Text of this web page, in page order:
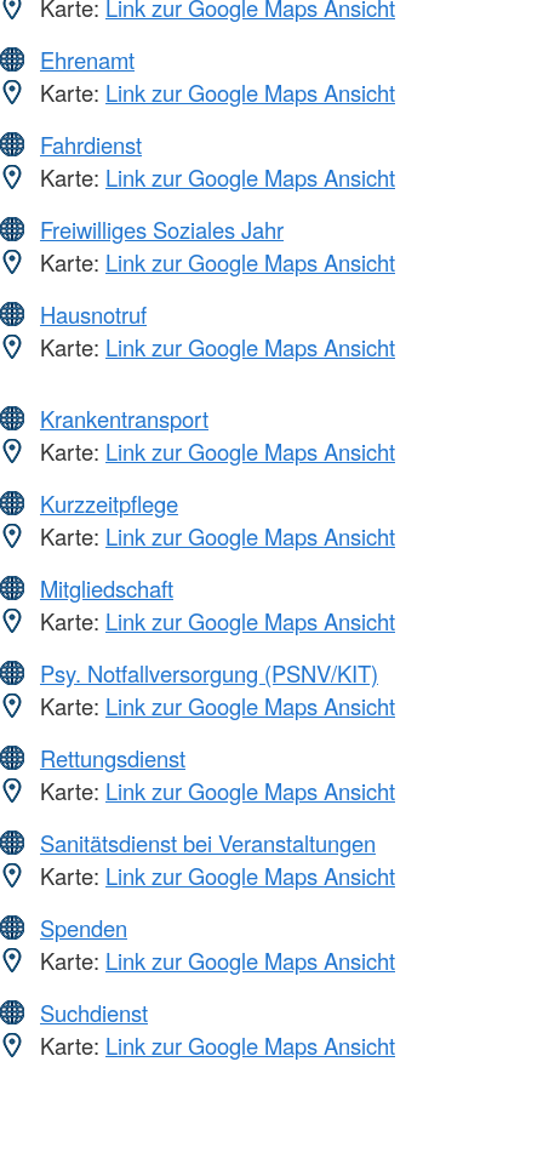
Karte: Link zur Google Maps Ansicht
Ehrenamt
Karte: Link zur Google Maps Ansicht
Fahrdienst
Karte: Link zur Google Maps Ansicht
Freiwilliges Soziales Jahr
Karte: Link zur Google Maps Ansicht
Hausnotruf
Karte: Link zur Google Maps Ansicht
Krankentransport
Karte: Link zur Google Maps Ansicht
Kurzzeitpflege
Karte: Link zur Google Maps Ansicht
Mitgliedschaft
Karte: Link zur Google Maps Ansicht
Psy. Notfallversorgung (PSNV/KIT)
Karte: Link zur Google Maps Ansicht
Rettungsdienst
Karte: Link zur Google Maps Ansicht
Sanitätsdienst bei Veranstaltungen
Karte: Link zur Google Maps Ansicht
Spenden
Karte: Link zur Google Maps Ansicht
Suchdienst
Karte: Link zur Google Maps Ansicht